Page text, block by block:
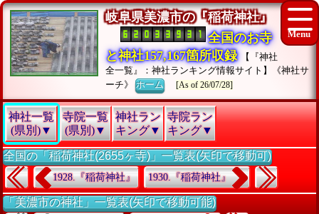
岐阜県美濃市の『稲荷神社』
全国のお寺
と神社157,167箇所収録
【『神社
全一覧』：神社ランキング情報サイト】《神社サ
ーチ》ホーム [As of 26/07/28]
神社一覧
(県別)▼
寺院一覧
(県別)▼
神社ラン
キング▼
寺院ラン
キング▼
全国の「稲荷神社(2655ヶ寺)」一覧表(矢印で移動可)
1928.『稲荷神社』 1930.『稲荷神社』
「美濃市の神社」一覧表(矢印で移動可能)